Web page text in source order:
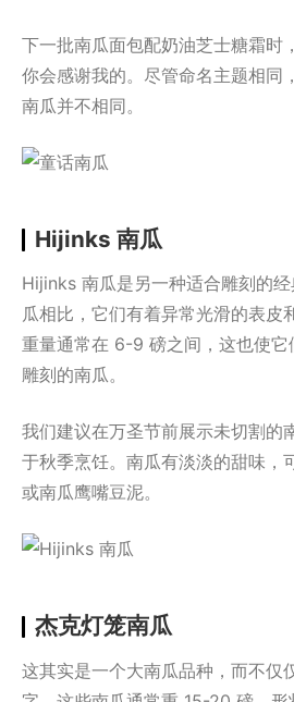
下一批南瓜面包配奶油芝士糖霜时
你会感谢我的。尽管命名主题相同
南瓜并不相同。
Hijinks 南瓜
Hijinks 南瓜是另一种适合雕刻的
瓜相比，它们有着异常光滑的表皮
重量通常在 6-9 磅之间，这也使
雕刻的南瓜。
我们建议在万圣节前展示未切割的
于秋季烹饪。南瓜有淡淡的甜味，
或南瓜鹰嘴豆泥。
杰克灯笼南瓜
这其实是一个大南瓜品种，而不仅